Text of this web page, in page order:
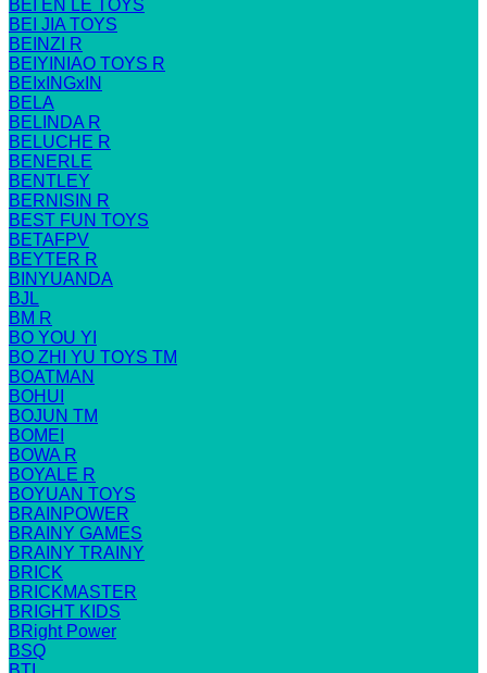
BEI EN LE TOYS
BEI JIA TOYS
BEINZI R
BEIYINIAO TOYS R
BEIxINGxIN
BELA
BELINDA R
BELUCHE R
BENERLE
BENTLEY
BERNISIN R
BEST FUN TOYS
BETAFPV
BEYTER R
BINYUANDA
BJL
BM R
BO YOU YI
BO ZHI YU TOYS TM
BOATMAN
BOHUI
BOJUN TM
BOMEI
BOWA R
BOYALE R
BOYUAN TOYS
BRAINPOWER
BRAINY GAMES
BRAINY TRAINY
BRICK
BRICKMASTER
BRIGHT KIDS
BRight Power
BSQ